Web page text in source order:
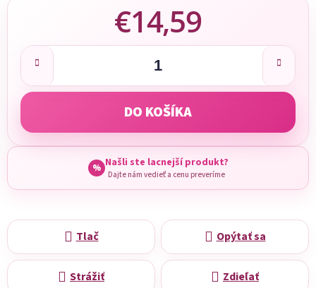
€14,59
Jednotková cena:
DO KOŠÍKA
% Našli ste lacnejší produkt?
Dajte nám vedieť a cenu preveríme
Tlač Opýtať sa
Strážiť Zdieľať